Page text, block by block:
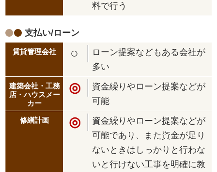
料で行う
支払い/ローン
○
ローン提案などもある会社が
多い
◎
資金繰りやローン提案などが
可能
◎
資金繰りやローン提案などが
可能であり、また資金が足り
ないときはしっかりと行わな
いと行けない工事を明確に教